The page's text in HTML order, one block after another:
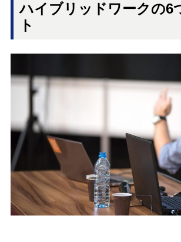
ハイブリッドワークの6
ト